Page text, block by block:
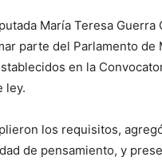
María Teresa
parte del Parlamento de
en la
ley.
los requisitos,
de pensamiento, y